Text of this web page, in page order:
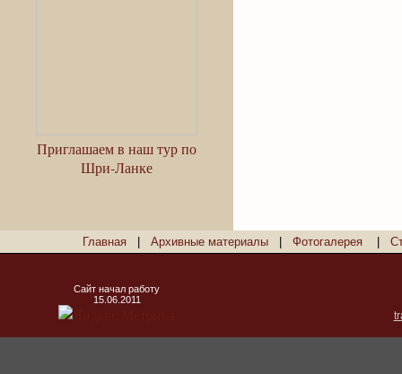
Приглашаем в наш тур по
Шри-Ланке
Главная Архивные материалы Фотогалерея
Сайт начал работу
15.06.2011